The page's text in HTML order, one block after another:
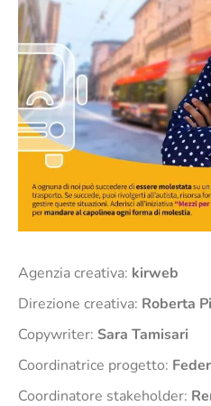
Agenzia creativa: kirweb
Direzione creativa: Roberta
Copywriter: Sara Tamisari
Coordinatrice progetto:
Coordinatore stakeholder: